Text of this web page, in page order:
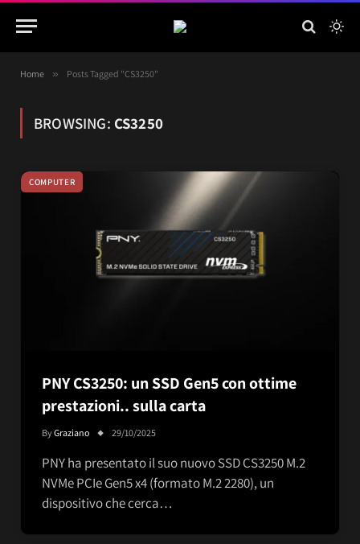
Home » Posts Tagged "CS3250"
BROWSING: CS3250
COMPUTER
PNY CS3250: un SSD Gen5 con ottime
prestazioni.. sulla carta
ByGraziano 29/10/2025
PNY ha presentato il suo nuovo SSD CS3250 M.2
NVMe PCIe Gen5 x4 (formato M.2 2280), un
dispositivo che cerca…